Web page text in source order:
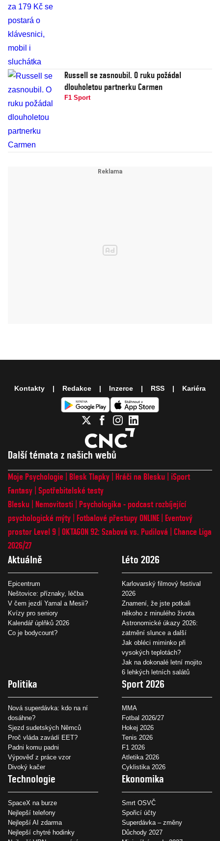
Russell se zasnoubil. O ruku požádal
dlouholetou partnerku Carmen
F1 Sport
Další témata z našich webů
Moje Psychologie Blesk Tlapky Hráči na Blesku
iSport
Fantasy Spotřebitelské testy
Blesku
Nemovitosti
Psychologika - podcast rozbíjející
psychologické mýty
Fotbalové přestupy ONLINE
Eventový
prostor Level 9 OKTAGON 92: Szabová vs. Pudilová
Chance Liga
2026/27
Aktuálně
Epicentrum
Neštovice: příznaky, léčba
V čem jezdí Yamal a Mesii?
Kvízy pro seniory
Kalendář úplňků 2026
Co je bodycount?
Léto 2026
Karlovarský filmový festival
2026
Znamení, že jste potkali
někoho z minulého života
Astronomické úkazy 2026:
zatmění slunce a další
Jak obléci miminko při
vysokých teplotách?
Jak na dokonalé letní mojito
6 lehkých letních salátů
Politika
Nová superdávka: kdo na ní
dosáhne?
Sjezd sudetských Němců
Proč vláda zavádí EET?
Padni komu padni
Výpověď z práce vzor
Divoký kačer
Sport 2026
MMA
Fotbal 2026/27
Hokej 2026
Tenis 2026
F1 2026
Atletika 2026
Cyklistika 2026
Technologie
SpaceX na burze
Nejlepší telefony
Nejlepší AI zdarma
Nejlepší chytré hodinky
Ekonomika
Smrt OSVČ
Spořicí účty
Superdávka – změny
Důchody 2027
Kontakty Redakce Inzerce RSS Kariéra